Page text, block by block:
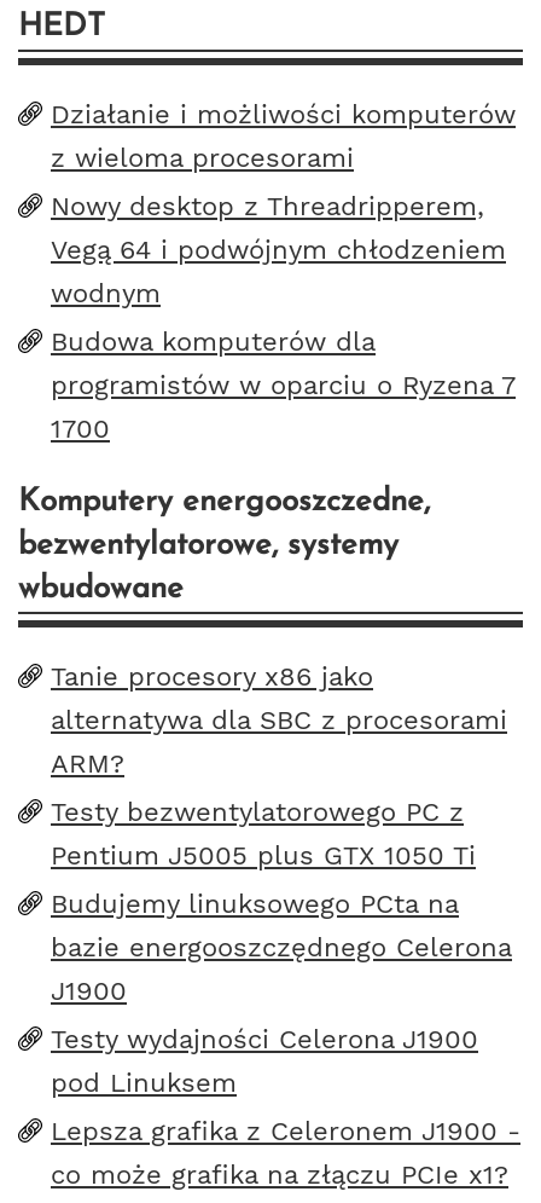
HEDT
Działanie i możliwości komputerów
z wieloma procesorami
Nowy desktop z Threadripperem,
Vegą 64 i podwójnym chłodzeniem
wodnym
Budowa komputerów dla
programistów w oparciu o Ryzena 7
1700
Komputery energooszczedne,
bezwentylatorowe, systemy
wbudowane
Tanie procesory x86 jako
alternatywa dla SBC z procesorami
ARM?
Testy bezwentylatorowego PC z
Pentium J5005 plus GTX 1050 Ti
Budujemy linuksowego PCta na
bazie energooszczędnego Celerona
J1900
Testy wydajności Celerona J1900
pod Linuksem
Lepsza grafika z Celeronem J1900 -
co może grafika na złączu PCIe x1?